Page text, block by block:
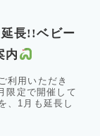
長!!ベビー
内
利用いただき
限定で開催して
、1月も延長し